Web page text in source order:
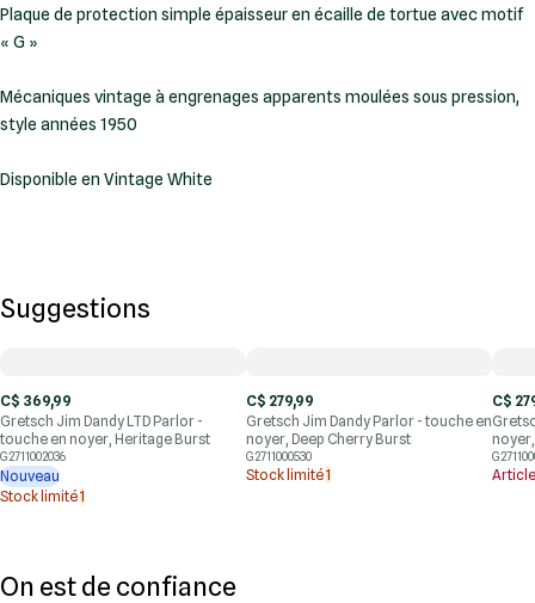
Plaque de protection simple épaisseur en écaille de tortue avec motif
« G »
Mécaniques vintage à engrenages apparents moulées sous pression,
style années 1950
Disponible en Vintage White
Suggestions
C$ 369,99
Gretsch Jim Dandy LTD Parlor -
touche en noyer, Heritage Burst
G2711002036
Nouveau
Stock limité1
C$ 279,99
Gretsch Jim Dandy Parlor - touche en
noyer, Deep Cherry Burst
G2711000530
Stock limité1
C$
On est de confiance